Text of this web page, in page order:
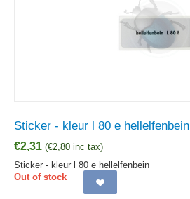
Sticker - kleur l 80 e hellelfenbein
€2,31 (€2,80 inc tax)
Sticker - kleur l 80 e hellelfenbein
Out of stock